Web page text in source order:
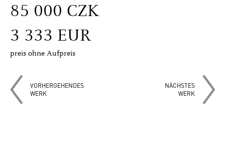
85 000 CZK
3 333 EUR
preis ohne Aufpreis
VORHERGEHENDES
WERK
NÄCHSTES
WERK